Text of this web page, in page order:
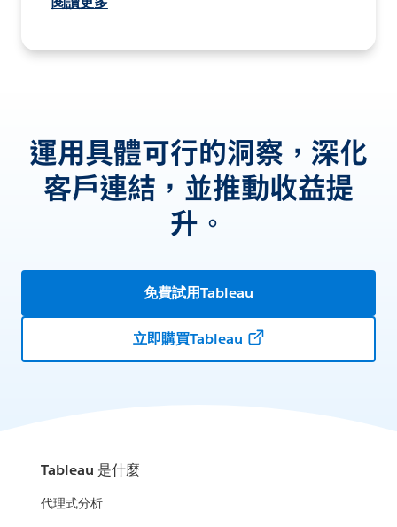
運用具體可行的洞察，深化
客戶連結，並推動收益提
升。
免費試用Tableau
立即購買Tableau
Tableau 是什麼
代理式分析